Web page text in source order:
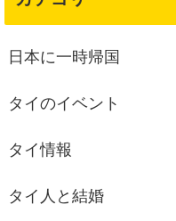
日本に一時帰国
タイのイベント
タイ情報
タイ人と結婚